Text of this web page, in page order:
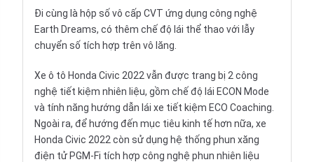
Đi cùng là hộp số vô cấp CVT ứng dụng công nghệ
Earth Dreams, có thêm chế độ lái thể thao với lẫy
chuyển số tích hợp trên vô lăng.
Xe ô tô Honda Civic 2022 vẫn được trang bị 2 công
nghệ tiết kiệm nhiên liệu, gồm chế độ lái ECON Mode
và tính năng hướng dẫn lái xe tiết kiệm ECO Coaching.
Ngoài ra, để hướng đến mục tiêu kinh tế hơn nữa, xe
Honda Civic 2022 còn sử dụng hệ thống phun xăng
điện tử PGM-Fi tích hợp công nghệ phun nhiên liệu